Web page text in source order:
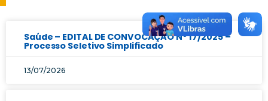
Saúde – EDITAL DE CONVOCAÇÃO Nº 17/2025 –
Processo Seletivo Simplificado
13/07/2026